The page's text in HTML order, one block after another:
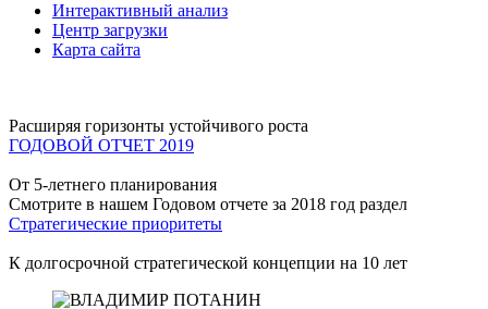
Интерактивный анализ
Центр загрузки
Карта сайта
Расширяя горизонты устойчивого роста
ГОДОВОЙ ОТЧЕТ 2019
От 5-летнего планирования
Смотрите в нашем Годовом отчете за 2018 год раздел
Стратегические приоритеты
К долгосрочной стратегической концепции на 10 лет